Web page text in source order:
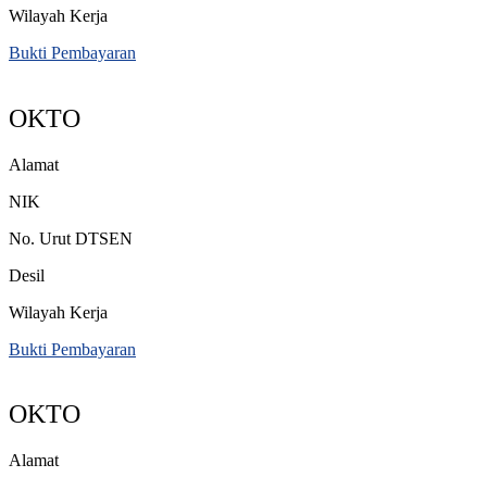
Wilayah Kerja
Bukti Pembayaran
OKTO
Alamat
NIK
No. Urut DTSEN
Desil
Wilayah Kerja
Bukti Pembayaran
OKTO
Alamat